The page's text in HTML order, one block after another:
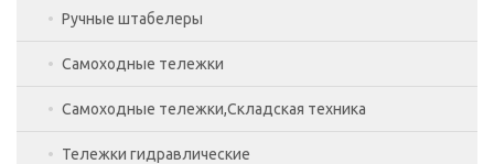
Тележки двухколесные
Тележки платформенные
Ручные штабелеры
Самоходные тележки
Самоходные гидравлические тележки,Складская
Самоходные тележки,Складская техника
PROLIFT
Тележки гидравлические